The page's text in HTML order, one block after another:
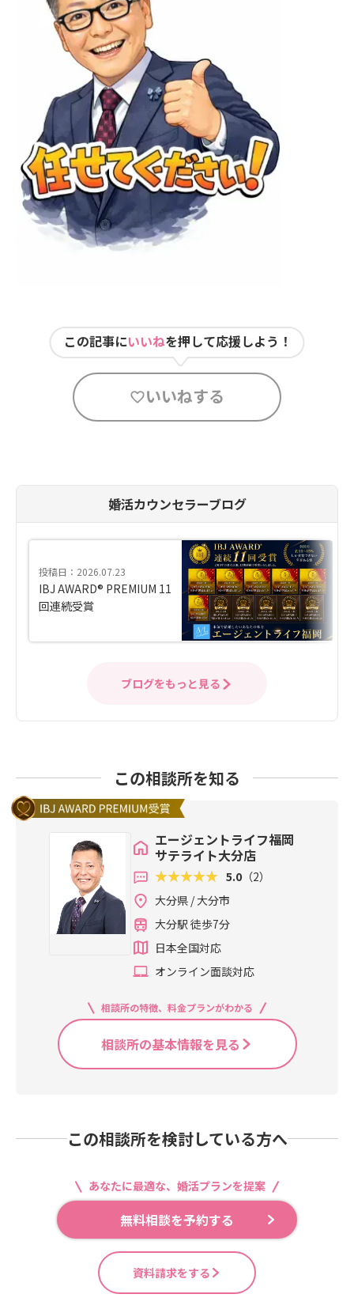
この記事にいいねを押して応援しよう！
いいねする
婚活カウンセラーブログ
投稿日：2026.07.23
IBJ AWARD® PREMIUM 11
回連続受賞
ブログをもっと見る
この相談所を知る
エージェントライフ福岡
サテライト大分店
5.0 （2）
大分県 / 大分市
大分駅 徒歩7分
日本全国対応
オンライン面談対応
相談所の特徴、料金プランがわかる
相談所の基本情報を見る
この相談所を検討している方へ
あなたに最適な、婚活プランを提案
無料相談を予約する
資料請求をする